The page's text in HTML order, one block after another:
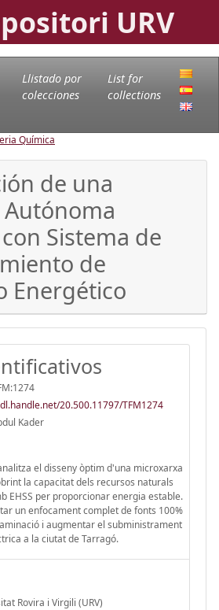
URV
Llistado por
colecciones
List for
collections
Química
de una
Sistema de
de
Energético
20.500.11797/TFM1274
Kader
el disseny òptim d'una microxarxa
la capacitat dels recursos naturals
EHSS per proporcionar energia estable.
un enfocament complet de fonts 100%
i augmentar el subministrament
a la ciutat de Tarragó.
Rovira i Virgili (URV)